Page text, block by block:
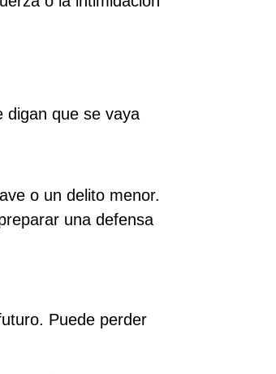
digan que se vaya
o un delito menor.
una defensa
Puede perder